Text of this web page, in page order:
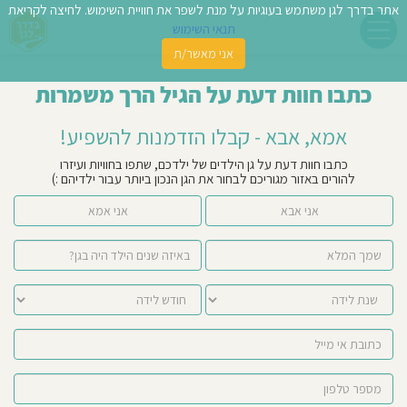
כתבו חוות דעת על הגיל הרך משמרות
אמא, אבא - קבלו הזדמנות להשפיע!
כתבו חוות דעת על גן הילדים של ילדכם, שתפו בחוויות ועיזרו
להורים באזור מגוריכם לבחור את הגן הנכון ביותר עבור ילדיהם :)
אני אמא אני אבא
אתר בדרך לגן משתמש בעוגיות על מנת לשפר את חוויית השימוש. לחיצה לקריאת
תנאי השימוש
אני מאשר/ת